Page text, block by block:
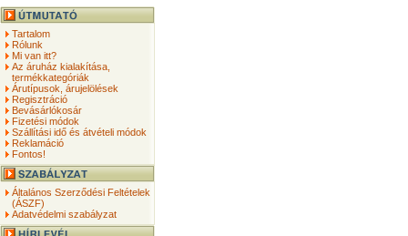
Tartalom
Rólunk
Mi van itt?
Az áruház kialakítása,
termékkategóriák
Árutípusok, árujelölések
Regisztráció
Bevásárlókosár
Fizetési módok
Szállítási idő és átvételi módok
Reklamáció
Fontos!
Általános Szerződési Feltételek
(ÁSZF)
Adatvédelmi szabályzat